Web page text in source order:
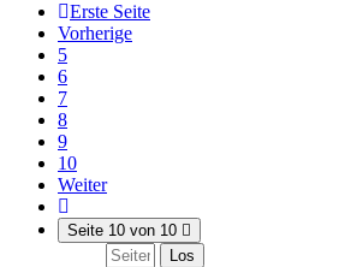
Erste Seite
Vorherige
5
6
7
8
9
10
Weiter
Seite 10 von 10
Los